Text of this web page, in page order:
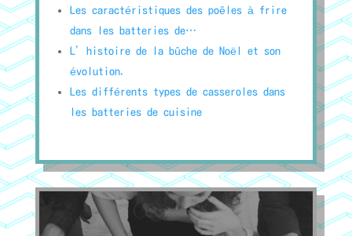
Les caractéristiques des poêles à frire
dans les batteries de…
L’histoire de la bûche de Noël et son
évolution.
Les différents types de casseroles dans
les batteries de cuisine